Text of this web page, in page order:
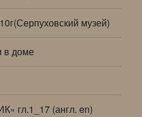
музей)
в доме
гл.1_17 (англ. en)